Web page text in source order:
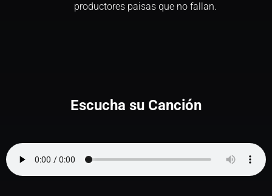
productores paisas que no fallan.
Escucha su Canción